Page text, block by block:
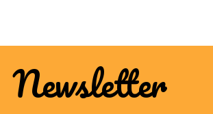
Newsletter